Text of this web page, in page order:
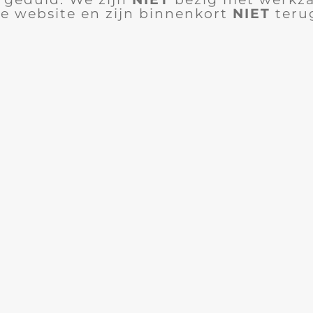
website en zijn binnenkort NIET